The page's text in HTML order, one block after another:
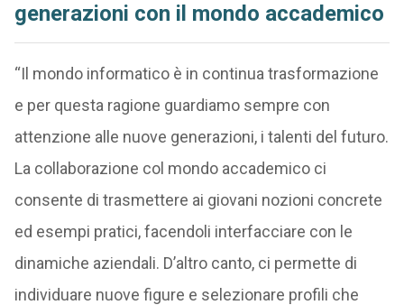
generazioni con il mondo accademico
“Il mondo informatico è in continua trasformazione
e per questa ragione guardiamo sempre con
attenzione alle nuove generazioni, i talenti del futuro.
La collaborazione col mondo accademico ci
consente di trasmettere ai giovani nozioni concrete
ed esempi pratici, facendoli interfacciare con le
dinamiche aziendali. D’altro canto, ci permette di
individuare nuove figure e selezionare profili che